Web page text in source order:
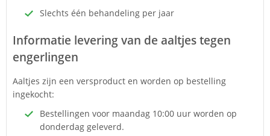
Slechts één behandeling per jaar
Informatie levering van de aaltjes tegen
engerlingen
Aaltjes zijn een versproduct en worden op bestelling
ingekocht:
Bestellingen voor maandag 10:00 uur worden op
donderdag geleverd.